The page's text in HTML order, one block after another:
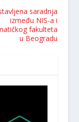
saradnja
između NIS-a i
fakulteta
u Beogradu